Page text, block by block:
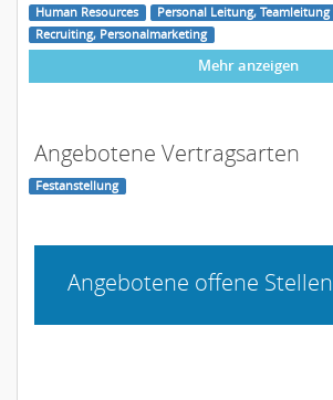
Human Resources
Personal Leitung, Teamleitung
Recruiting, Personalmarketing
Mehr anzeigen
Angebotene Vertragsarten
Festanstellung
Angebotene offene Stellen